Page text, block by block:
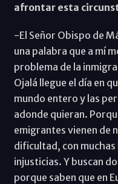
afrontar esta
-El Señor Obispo de
una palabra que a mí
problema de la
Ojalá llegue el día en
mundo entero y las
adonde quieran.
emigrantes vienen de
dificultad, con muchas
injusticias. Y buscan
porque saben que en